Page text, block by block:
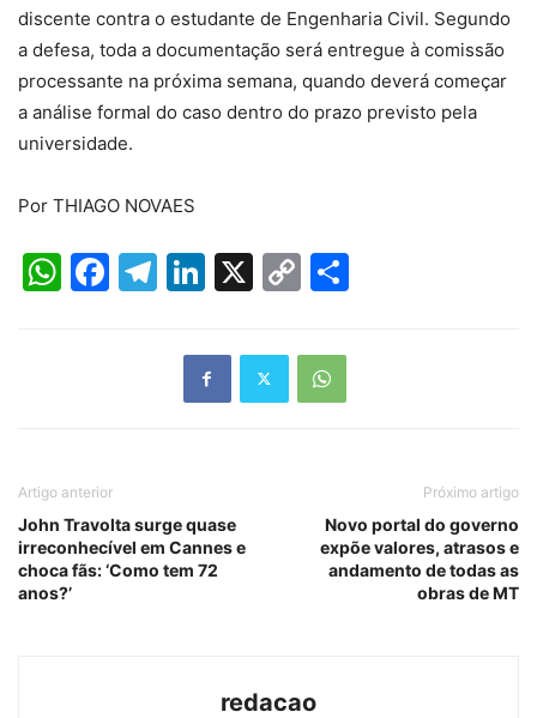
discente contra o estudante de Engenharia Civil. Segundo
a defesa, toda a documentação será entregue à comissão
processante na próxima semana, quando deverá começar
a análise formal do caso dentro do prazo previsto pela
universidade.
Por THIAGO NOVAES
WhatsApp
Facebook
Telegram
LinkedIn
X
Copy
Artigo anterior
John Travolta surge quase
irreconhecível em Cannes e
choca fãs: ‘Como tem 72
anos?’
Próximo artigo
Novo portal do governo
expõe valores, atrasos e
andamento de todas as
obras de MT
redacao